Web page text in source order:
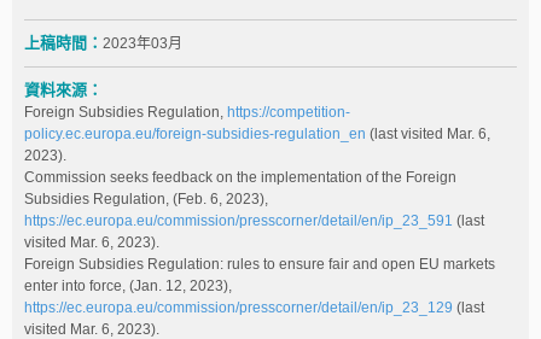
上稿時間： 2023年03月
資料來源：
Foreign Subsidies Regulation, https://competition-
policy.ec.europa.eu/foreign-subsidies-regulation_en (last visited Mar. 6,
2023).
Commission seeks feedback on the implementation of the Foreign
Subsidies Regulation, (Feb. 6, 2023),
https://ec.europa.eu/commission/presscorner/detail/en/ip_23_591 (last
visited Mar. 6, 2023).
Foreign Subsidies Regulation: rules to ensure fair and open EU markets
enter into force, (Jan. 12, 2023),
https://ec.europa.eu/commission/presscorner/detail/en/ip_23_129 (last
visited Mar. 6, 2023).